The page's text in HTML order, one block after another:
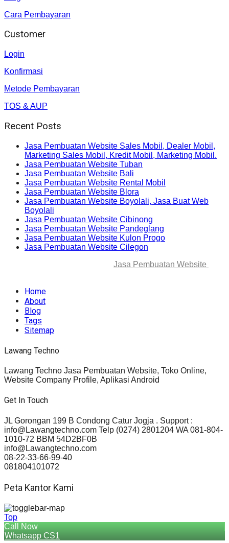
Cara Pembayaran
Customer
Login
Konfirmasi
Metode Pembayaran
TOS & AUP
Recent Posts
Jasa Pembuatan Website Sales Mobil, Dealer Mobil,
Marketing Sales Mobil, Kredit Mobil, Marketing Mobil.
Jasa Pembuatan Website Tuban
Jasa Pembuatan Website Bali
Jasa Pembuatan Website Rental Mobil
Jasa Pembuatan Website Blora
Jasa Pembuatan Website Boyolali, Jasa Buat Web
Boyolali
Jasa Pembuatan Website Cibinong
Jasa Pembuatan Website Pandeglang
Jasa Pembuatan Website Kulon Progo
Jasa Pembuatan Website Cilegon
Jasa Pembuatan Website
Home
About
Blog
Tags
Sitemap
Lawang Techno
Lawang Techno Jasa Pembuatan Website, Toko Online,
Website Company Profile, Aplikasi Android
Get In Touch
JL Gorongan 199 B Condong Catur Jogja . Support :
info@Lawangtechno.com Telp (0274) 2801204 WA 081-804-
1010-72 BBM 54D2BF0B
info@Lawangtechno.com
08-22-33-66-99-40
081804101072
Peta Kantor Kami
Top
Call Now
Whatsapp CS1